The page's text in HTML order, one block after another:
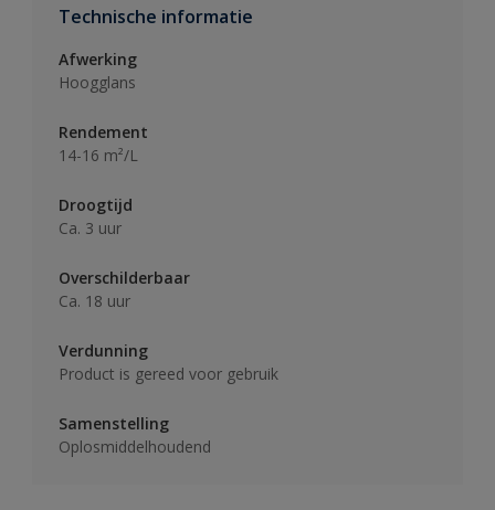
Technische informatie
Afwerking
Hoogglans
Rendement
14-16 m²/L
Droogtijd
Ca. 3 uur
Overschilderbaar
Ca. 18 uur
Verdunning
Product is gereed voor gebruik
Samenstelling
Oplosmiddelhoudend